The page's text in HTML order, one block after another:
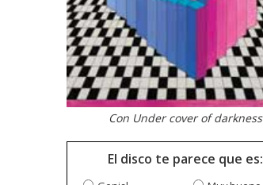
Con Under cover of darkness
El disco te parece que es: